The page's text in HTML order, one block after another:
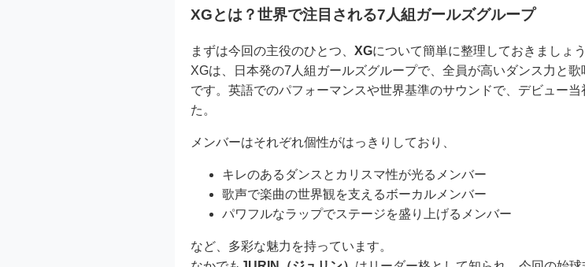
XGとは？世界で注目される7人組ガールズグループ
まずは今回の主役のひとつ、 XGについて簡単に整理しておきましょう
XGは、日本発の7人組ガールズグループで、全員が高いダンス力と
です。英語でのパフォーマンスや世界基準のサウンドで、デビュー
た。
メンバーはそれぞれ個性がはっきりしており、
キレのあるダンスとカリスマ性が光るメンバー
歌声で楽曲の世界観を支えるボーカルメンバー
パワフルなラップでステージを盛り上げるメンバー
など、多彩な魅力を持っています。